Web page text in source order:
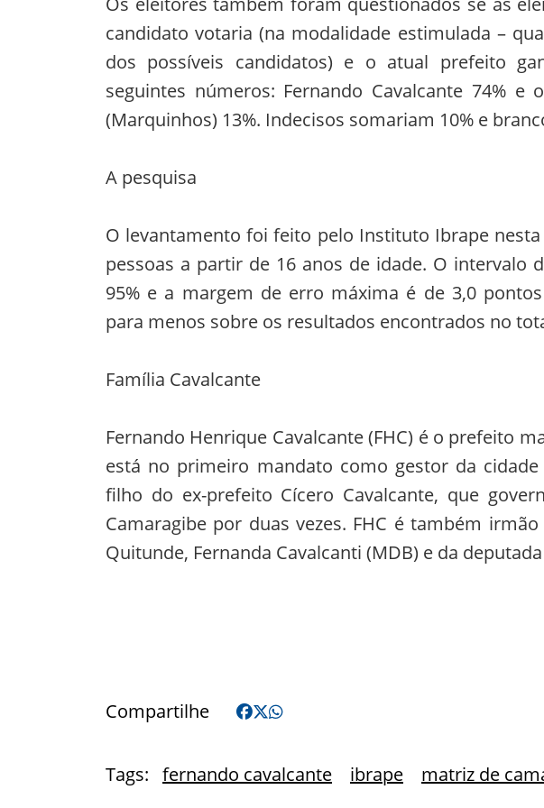
candidato votaria (na modalidade estimulada –
dos possíveis candidatos) e o atual prefeito
seguintes números: Fernando Cavalcante 74% e
(Marquinhos) 13%. Indecisos somariam 10% e
A pesquisa
O levantamento foi feito pelo Instituto Ibrape
pessoas a partir de 16 anos de idade. O intervalo
95% e a margem de erro máxima é de 3,0
para menos sobre os resultados encontrados no
Família Cavalcante
Fernando Henrique Cavalcante (FHC) é o prefeito
está no primeiro mandato como gestor da
filho do ex-prefeito Cícero Cavalcante, que
Camaragibe por duas vezes. FHC é também
Quitunde, Fernanda Cavalcanti (MDB) e da
Compartilhe
Tags: fernando cavalcante ibrape matriz de